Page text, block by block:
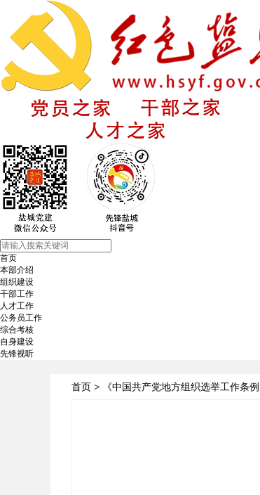
首页
本部介绍
组织建设
干部工作
人才工作
公务员工作
综合考核
自身建设
先锋视听
首页 > 《中国共产党地方组织选举工作条